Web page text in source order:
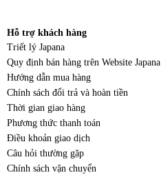
Hỗ trợ khách hàng
Triết lý Japana
Quy định bán hàng trên Website Japana
Hướng dẫn mua hàng
Chính sách đổi trả và hoàn tiền
Thời gian giao hàng
Phương thức thanh toán
Điều khoản giao dịch
Câu hỏi thường gặp
Chính sách vận chuyển